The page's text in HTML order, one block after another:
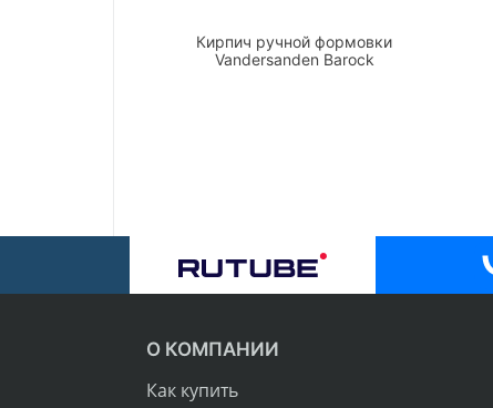
Кирпич ручной формовки
Vandersanden Barock
О КОМПАНИИ
Как купить